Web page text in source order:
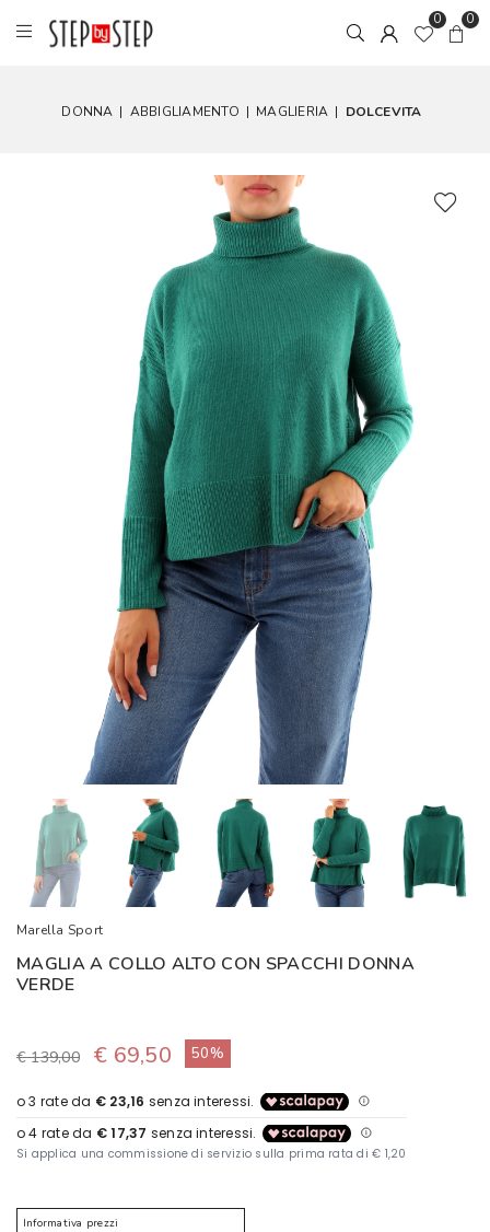
0 0
DONNA | ABBIGLIAMENTO | MAGLIERIA | DOLCEVITA
Marella Sport
MAGLIA A COLLO ALTO CON SPACCHI DONNA
VERDE
€ 139,00 € 69,50 50%
Informativa prezzi